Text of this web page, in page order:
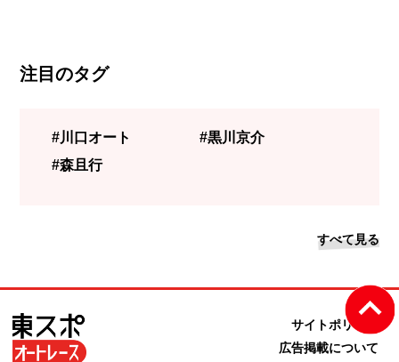
注目のタグ
#川口オート
#黒川京介
#森且行
すべて見る
サイトポリシー
広告掲載について